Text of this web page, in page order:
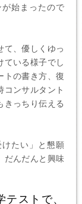
始まったので
て、優しくゆっ
ている様子でし
トの書き方、復
コンサルタント
きっちり伝える
たい」と懇願
だんだんと興味
ストで、